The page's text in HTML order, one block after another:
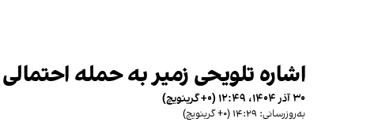
اشاره تلویحی زمیر به حمله
۳۰ آذر ۱۴۰۴، ۱۲:۴۹ (‎+۰ گرینویچ)
به‌روزرسانی: ۱۴:۲۹ (‎+۰ گرینویچ)